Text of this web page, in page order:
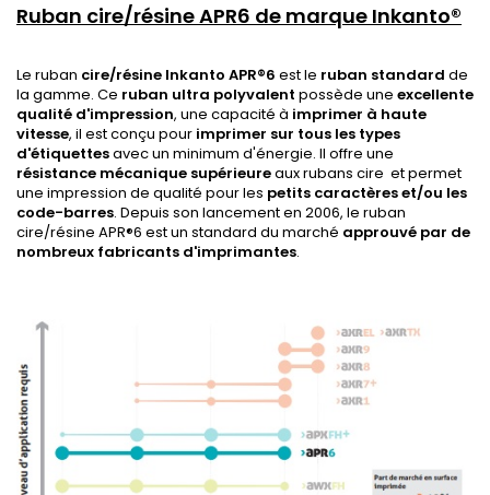
Ruban cire/résine APR6 de marque Inkanto®
Le ruban cire/résine Inkanto APR®6 est le ruban standard de
la gamme. Ce ruban ultra polyvalent possède une excellente
qualité d'impression, une capacité à imprimer à haute
vitesse, il est conçu pour imprimer sur tous les types
d'étiquettesavec un minimum d'énergie. Il offre une
résistance mécanique supérieureaux rubans cire et permet
une impression de qualité pour les petits caractères et/ou les
code-barres. Depuis son lancement en 2006, le ruban
cire/résine APR®6 est un standard du marché approuvé par de
nombreux fabricants d'imprimantes.